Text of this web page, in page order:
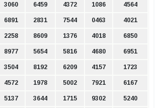
3060 6459 4372 1086 4564
6891 2831 7544 0463 4021
2258 8609 1376 4018 6850
8977 5654 5816 4680 6951
3504 8192 6209 4157 1723
4572 1978 5002 7921 6167
5137 3644 1715 9302 5240